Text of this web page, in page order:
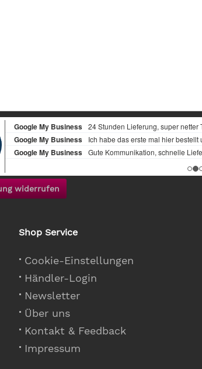
widerrufen
Shop Service
Cookie-Einstellungen
Händler-Login
Newsletter
Über uns
Kontakt & Feedback
Impressum